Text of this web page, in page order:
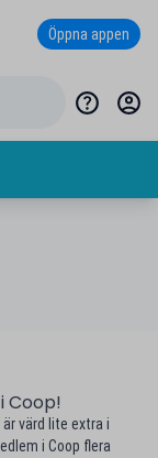
Öppna appen
Coop!
värd lite extra i
i Coop flera